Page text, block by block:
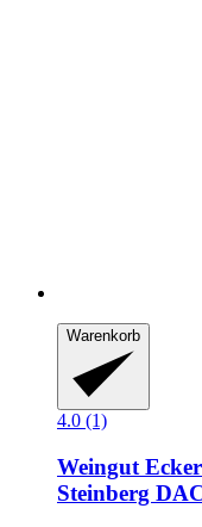
Warenkorb
4.0 (1)
Weingut
Steinberg